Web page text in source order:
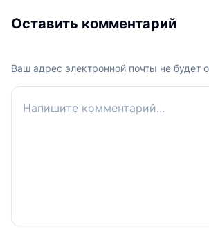
Оставить комментарий
Ваш адрес электронной почты не будет
Ваш комментарий